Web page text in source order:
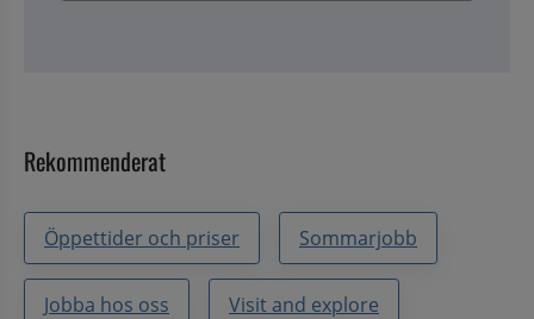
Rekommenderat
Öppettider och priser Sommarjobb
Jobba hos oss Visit and explore